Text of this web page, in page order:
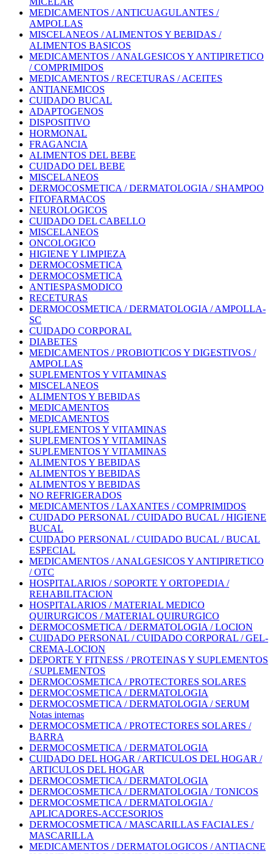
MEDICAMENTOS / ANTICUAGULANTES /
AMPOLLAS
MISCELANEOS / ALIMENTOS Y BEBIDAS /
ALIMENTOS BASICOS
MEDICAMENTOS / ANALGESICOS Y ANTIPIRETICO
/ COMPRIMIDOS
MEDICAMENTOS / RECETURAS / ACEITES
ANTIANEMICOS
CUIDADO BUCAL
ADAPTOGENOS
DISPOSITIVO
HORMONAL
FRAGANCIA
ALIMENTOS DEL BEBE
CUIDADO DEL BEBE
MISCELANEOS
DERMOCOSMETICA / DERMATOLOGIA / SHAMPOO
FITOFARMACOS
NEUROLOGICOS
CUIDADO DEL CABELLO
MISCELANEOS
ONCOLOGICO
HIGIENE Y LIMPIEZA
DERMOCOSMETICA
DERMOCOSMETICA
ANTIESPASMODICO
RECETURAS
DERMOCOSMETICA / DERMATOLOGIA / AMPOLLA-
SC
CUIDADO CORPORAL
DIABETES
MEDICAMENTOS / PROBIOTICOS Y DIGESTIVOS /
AMPOLLAS
SUPLEMENTOS Y VITAMINAS
MISCELANEOS
ALIMENTOS Y BEBIDAS
MEDICAMENTOS
MEDICAMENTOS
SUPLEMENTOS Y VITAMINAS
SUPLEMENTOS Y VITAMINAS
SUPLEMENTOS Y VITAMINAS
ALIMENTOS Y BEBIDAS
ALIMENTOS Y BEBIDAS
ALIMENTOS Y BEBIDAS
NO REFRIGERADOS
MEDICAMENTOS / LAXANTES / COMPRIMIDOS
CUIDADO PERSONAL / CUIDADO BUCAL / HIGIENE
BUCAL
CUIDADO PERSONAL / CUIDADO BUCAL / BUCAL
ESPECIAL
MEDICAMENTOS / ANALGESICOS Y ANTIPIRETICO
/ OTC
HOSPITALARIOS / SOPORTE Y ORTOPEDIA /
REHABILITACION
HOSPITALARIOS / MATERIAL MEDICO
QUIRURGICOS / MATERIAL QUIRURGICO
DERMOCOSMETICA / DERMATOLOGIA / LOCION
CUIDADO PERSONAL / CUIDADO CORPORAL / GEL-
CREMA-LOCION
DEPORTE Y FITNESS / PROTEINAS Y SUPLEMENTOS
/ SUPLEMENTOS
DERMOCOSMETICA / PROTECTORES SOLARES
DERMOCOSMETICA / DERMATOLOGIA
DERMOCOSMETICA / DERMATOLOGIA / SERUM
Notas internas
DERMOCOSMETICA / PROTECTORES SOLARES /
BARRA
DERMOCOSMETICA / DERMATOLOGIA
CUIDADO DEL HOGAR / ARTICULOS DEL HOGAR /
ARTICULOS DEL HOGAR
DERMOCOSMETICA / DERMATOLOGIA
DERMOCOSMETICA / DERMATOLOGIA / TONICOS
DERMOCOSMETICA / DERMATOLOGIA /
APLICADORES-ACCESORIOS
DERMOCOSMETICA / MASCARILLAS FACIALES /
MASCARILLA
MEDICAMENTOS / DERMATOLOGICOS / ANTIACNE